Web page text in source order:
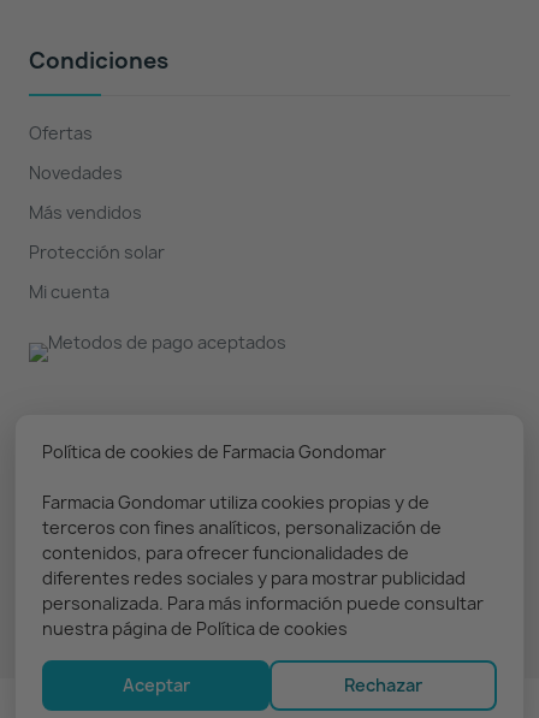
Condiciones
Ofertas
Novedades
Más vendidos
Protección solar
Mi cuenta
Nuestro boletín
Puedes darte de baja en cualquier momento. Prometemos
solo enviar información relevante
Política de cookies de Farmacia Gondomar
Farmacia Gondomar utiliza cookies propias y de
terceros con fines analíticos, personalización de
contenidos, para ofrecer funcionalidades de
diferentes redes sociales y para mostrar publicidad
personalizada. Para más información puede consultar
nuestra página de Política de cookies
Aceptar Rechazar